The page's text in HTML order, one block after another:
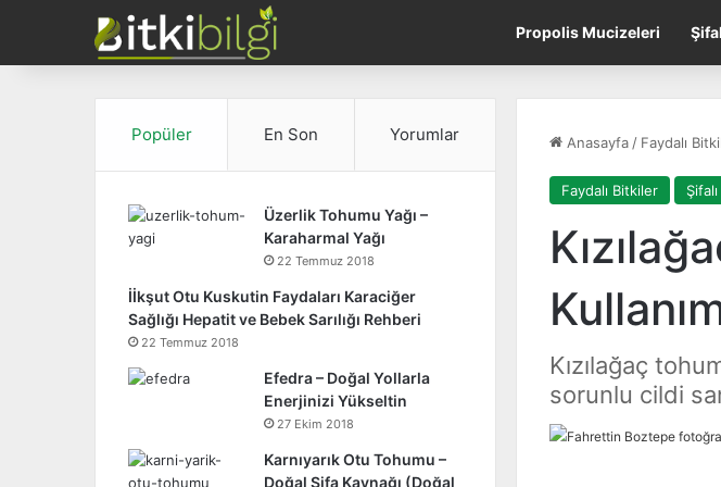
Propolis Mucizeleri
Anasayfa / Faydalı
Faydalı Bitkiler
Kızılağaç
sorunlu cildi
Popüler En Son Yorumlar
Üzerlik Tohumu Yağı –
Karaharmal Yağı
22 Temmuz 2018
İİkşut Otu Kuskutin Faydaları Karaciğer
Sağlığı Hepatit ve Bebek Sarılığı Rehberi
22 Temmuz 2018
Efedra – Doğal Yollarla
Enerjinizi Yükseltin
27 Ekim 2018
Karnıyarık Otu Tohumu –
Doğal Şifa Kaynağı (Doğal